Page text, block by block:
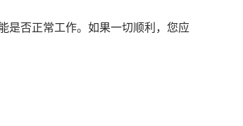
是否正常工作。如果一切顺利，您应